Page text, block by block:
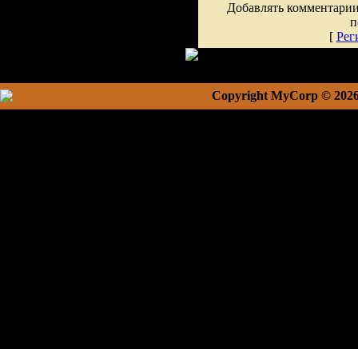
Добавлять
[
Copyright MyCorp ©